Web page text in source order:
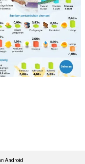
Android